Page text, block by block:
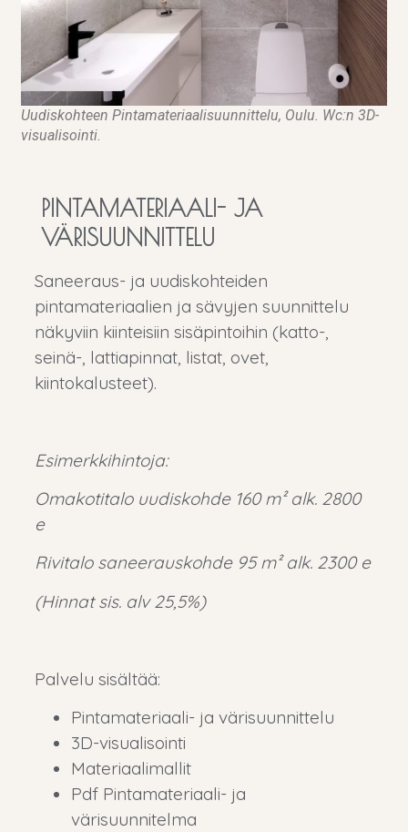
Uudiskohteen Pintamateriaalisuunnittelu, Oulu. Wc:n 3D-
visualisointi.
PINTAMATERIAALI- JA
VÄRISUUNNITTELU
Saneeraus- ja uudiskohteiden
pintamateriaalien ja sävyjen suunnittelu
näkyviin kiinteisiin sisäpintoihin (katto-,
seinä-, lattiapinnat, listat, ovet,
kiintokalusteet).
Esimerkkihintoja:
Omakotitalo uudiskohde 160 m² alk. 2800
e
Rivitalo saneerauskohde 95 m² alk. 2300 e
(Hinnat sis. alv 25,5%)
Palvelu sisältää:
Pintamateriaali- ja värisuunnittelu
3D-visualisointi
Materiaalimallit
Pdf Pintamateriaali- ja
värisuunnitelma